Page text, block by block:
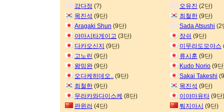
강다정 (?) 오유진 (2단)
목진석 (9단) 최철한 (9단)
Aragaki Shun (9단) Sada Atsushi (2
야마시타게이고 (3단) 장쉬 (9단)
다카오신지 (9단) 미무라도모야스
고노린 (9단) 류시훈 (9단)
왕밍완 (9단) Kudo Norio (9
오다케히데오.. (9단) Sakai Takeshi
최철한 (9단) 목진석 (9단)
무라카와다이스케 (8단) 이야마유타 (9단)
판윈러 (4단) 퉈지아시 (9단)